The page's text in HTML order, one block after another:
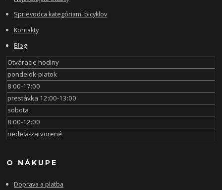
Sprievodca kategóriami bicyklov
Kontakty
Blog
Otváracie hodiny
pondelok-piatok
8:00-17:00
prestávka 12:00-13:00
sobota
8:00-12:00
nedeľa-zatvorené
O NÁKUPE
Doprava a platba